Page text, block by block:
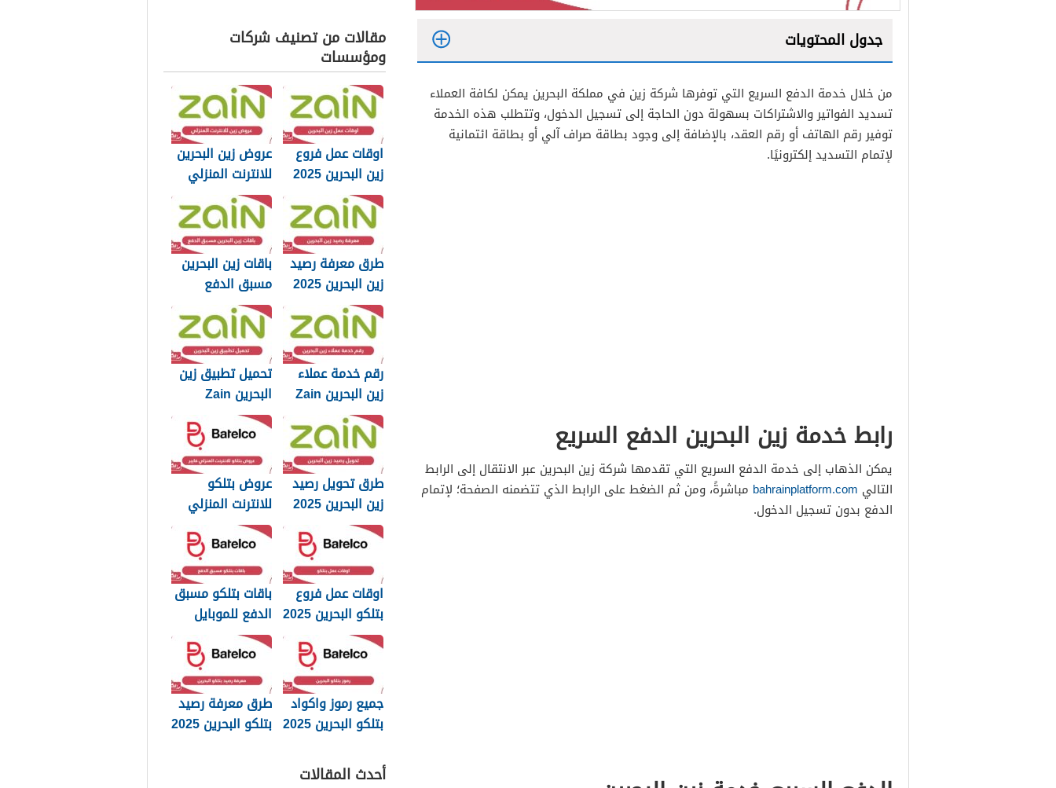
جدول المحتويات
2
من خلال خدمة الدفع السريع التي توفرها شركة زين في مملكة البحرين يمكن لكافة العملاء
تسديد الفواتير والاشتراكات بسهولة دون الحاجة إلى تسجيل الدخول، وتتطلب هذه الخدمة
توفير رقم الهاتف أو رقم العقد، بالإضافة إلى وجود بطاقة صراف آلي أو بطاقة ائتمانية
لإتمام التسديد إلكترونيًا.
رابط خدمة زين البحرين الدفع السريع
يمكن الذهاب إلى خدمة الدفع السريع التي تقدمها شركة زين البحرين عبر الانتقال إلى الرابط
التالي bahrainplatform.com مباشرةً، ومن ثم الضغط على الرابط الذي تتضمنه الصفحة؛ لإتمام
الدفع بدون تسجيل الدخول.
2025
مقالات من تصنيف شركات
ومؤسسات
اوقات عمل فروع
زين البحرين 2025
عروض زين البحرين
للانترنت المنزلي
وجميع المزايا
2025
طرق معرفة رصيد
زين البحرين 2025
باقات زين البحرين
مسبق الدفع
للموبايل إنترنت
ومكالمات 2025
رقم خدمة عملاء
زين البحرين Zain
Bahrain 2025
تحميل تطبيق زين
البحرين Zain
Bahrain الجديد
2025
طرق تحويل رصيد
زين البحرين 2025
عروض بتلكو
للانترنت المنزلي
فايبر 2025
اوقات عمل فروع
بتلكو البحرين 2025
باقات بتلكو مسبق
الدفع للموبايل
إنترنت ومكالمات
2025
جميع رموز واكواد
بتلكو البحرين 2025
طرق معرفة رصيد
بتلكو البحرين 2025
أحدث المقالات